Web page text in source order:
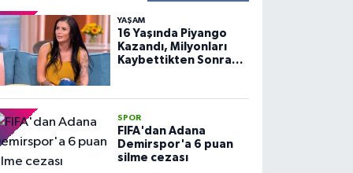
YAŞAM
16 Yaşında Piyango
Kazandı, Milyonları
Kaybettikten Sonra
SPOR
FIFA'dan Adana
Demirspor'a 6 puan
silme cezası